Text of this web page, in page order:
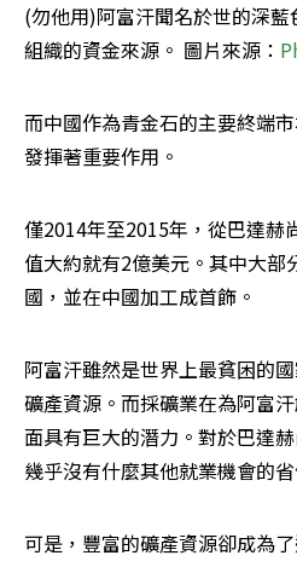
(勿他用)阿富汗聞名於世的深
組織的資金來源。 圖片來源：
而中國作為青金石的主要終端
發揮著重要作用。
僅2014年至2015年，從巴達赫
值大約就有2億美元。其中大部
國，並在中國加工成首飾。
阿富汗雖然是世界上最貧困的
礦產資源。而採礦業在為阿富
面具有巨大的潛力。對於巴達
幾乎沒有什麼其他就業機會的
可是，豐富的礦產資源卻成為